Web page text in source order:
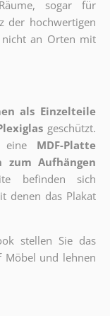
sogar für
der hochwertigen
an Orten mit
als Einzelteile
geschützt.
eine
MDF-Platte
zum Aufhängen
befinden sich
denen das Plakat
stellen Sie das
Möbel und lehnen